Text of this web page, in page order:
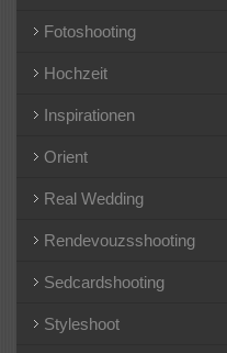
Fotoshooting
Hochzeit
Inspirationen
Orient
Real Wedding
Rendevouzsshooting
Sedcardshooting
Styleshoot